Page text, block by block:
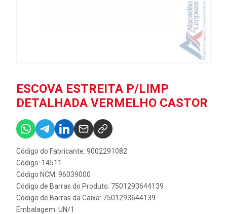
ESCOVA ESTREITA P/LIMP
DETALHADA VERMELHO CASTOR
Código do Fabricante: 9002291082
Código: 14511
Código NCM: 96039000
Código de Barras do Produto: 7501293644139
Código de Barras da Caixa: 7501293644139
Embalagem: UN/1